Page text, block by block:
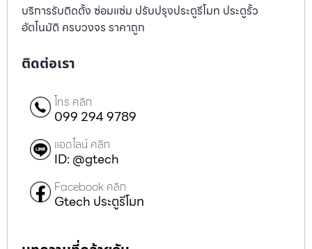
บริการรับติดตั้ง ซ่อมแซ่ม ปรับปรุงประตูรีโมท ประตูรั้ว
อัตโนมัติ ครบวงจร ราคาถูก
ติดต่อเรา
โทร คลิก
099 294 9789
แอดไลน์ คลิก
ID: @gtech
Facebook คลิก
Gtech ประตูรีโมท